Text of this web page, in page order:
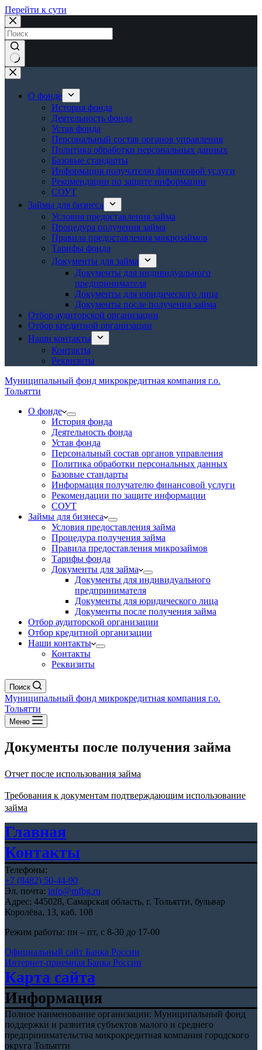
Перейти к сути
Ничего
не
найденоО фонде
История фонда
Деятельность фонда
Устав фонда
Персональный состав органов управления
Политика обработки персональных данных
Базовые стандарты
Информация получателю финансовой услуги
Рекомендации по защите информации
СОУТ
Займы для бизнеса
Условия предоставления займа
Процедура получения займа
Правила предоставления микрозаймов
Тарифы фонда
Документы для займа
Документы для индивидуального
предпринимателя
Документы для юридического лица
Документы после получения займа
Отбор аудиторской организации
Отбор кредитной организации
Наши контакты
Контакты
Реквизиты
Муниципальный фонд микрокредитная компания г.о.
Тольятти
О фонде
История фонда
Деятельность фонда
Устав фонда
Персональный состав органов управления
Политика обработки персональных данных
Базовые стандарты
Информация получателю финансовой услуги
Рекомендации по защите информации
СОУТ
Займы для бизнеса
Условия предоставления займа
Процедура получения займа
Правила предоставления микрозаймов
Тарифы фонда
Документы для займа
Документы для индивидуального
предпринимателя
Документы для юридического лица
Документы после получения займа
Отбор аудиторской организации
Отбор кредитной организации
Наши контакты
Контакты
Реквизиты
Поиск
Муниципальный фонд микрокредитная компания г.о.
Тольятти
Меню
Документы после получения займа
Отчет после использования займа
Требования к документам подтверждающим использование
займа
Главная
Контакты
Телефоны:
+7 (8482) 50-44-90
Эл. почта: info@mfbg.ru
Адрес: 445028, Самарская область, г. Тольятти, бульвар
Королёва, 13, каб. 108
Режим работы: пн – пт, с 8-30 до 17-00
Официальный сайт Банка России
Интернет-приемная Банка России
Карта сайта
Информация
Полное наименование организации: Муниципальный фонд
поддержки и развития субъектов малого и среднего
предпринимательства микрокредитная компания городского
округа Тольятти